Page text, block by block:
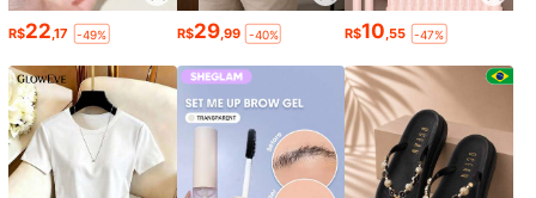
R$22 ,17 -49% R$29,99 -40% R$10 ,55 -47%